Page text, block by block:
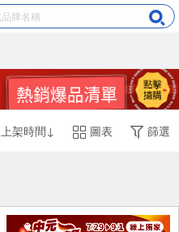
上架時間↓ 圖表 篩選